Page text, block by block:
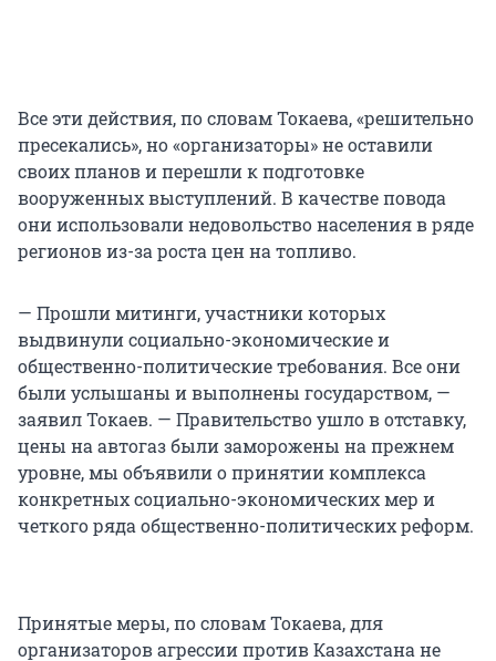
Все эти действия, по словам Токаева, «решительно
пресекались», но «организаторы» не оставили
своих планов и перешли к подготовке
вооруженных выступлений. В качестве повода
они использовали недовольство населения в ряде
регионов из-за роста цен на топливо.
— Прошли митинги, участники которых
выдвинули социально-экономические и
общественно-политические требования. Все они
были услышаны и выполнены государством, —
заявил Токаев. — Правительство ушло в отставку,
цены на автогаз были заморожены на прежнем
уровне, мы объявили о принятии комплекса
конкретных социально-экономических мер и
четкого ряда общественно-политических реформ.
Принятые меры, по словам Токаева, для
организаторов агрессии против Казахстана не